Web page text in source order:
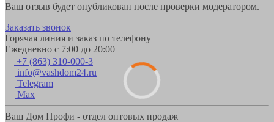
Ваш отзыв будет опубликован после проверки модератором.
Заказать звонок
Горячая линия и заказ по телефону
Ежедневно с 7:00 до 20:00
+7 (863) 310-000-3
info@vashdom24.ru
Telegram
Max
Ваш Дом Профи - отдел оптовых продаж